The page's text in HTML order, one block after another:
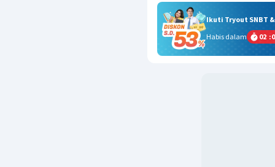
Ikuti Tryout SNBT
Habis dalam
02 :